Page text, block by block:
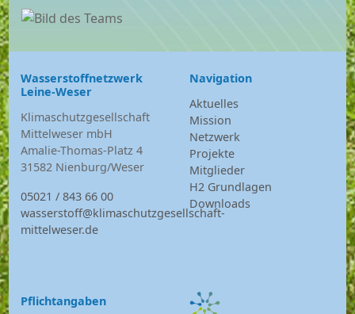
Wasserstoffnetzwerk
Leine-Weser
Klimaschutzgesellschaft
Mittelweser mbH
Amalie-Thomas-Platz 4
31582 Nienburg/Weser
05021 / 843 66 00
wasserstoff@klimaschutzgesellschaft-
mittelweser.de
Navigation
Aktuelles
Mission
Netzwerk
Projekte
Mitglieder
H2 Grundlagen
Downloads
Pflichtangaben